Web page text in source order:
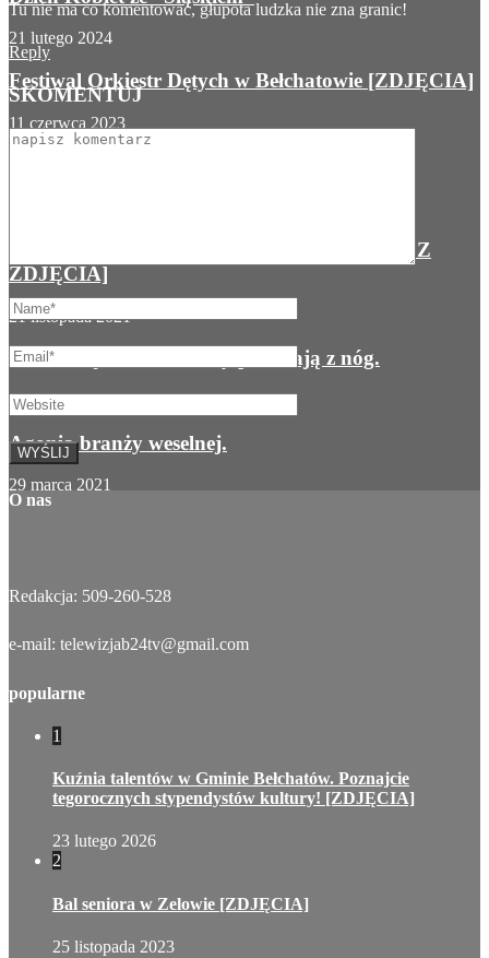
21 lutego 2024
Festiwal Orkiestr Dętych w Bełchatowie [ZDJĘCIA]
11 czerwca 2023
Dzieci lubią misie, misie lubią dzieci. [ZOBACZ
ZDJĘCIA]
21 listopada 2021
Ile kosztuje wesele? Ceny powalają z nóg.
17 sierpnia 2021
Agonia branży weselnej.
29 marca 2021
Tu nie ma co komentować, głupota ludzka nie zna granic!
Reply
SKOMENTUJ
O nas
Redakcja: 509-260-528
e-mail: telewizjab24tv@gmail.com
popularne
1
Kuźnia talentów w Gminie Bełchatów. Poznajcie
tegorocznych stypendystów kultury! [ZDJĘCIA]
23 lutego 2026
2
Bal seniora w Zelowie [ZDJĘCIA]
25 listopada 2023